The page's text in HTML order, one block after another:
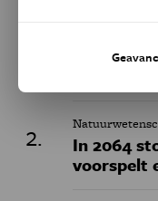
op het
In 2064
voorspelt